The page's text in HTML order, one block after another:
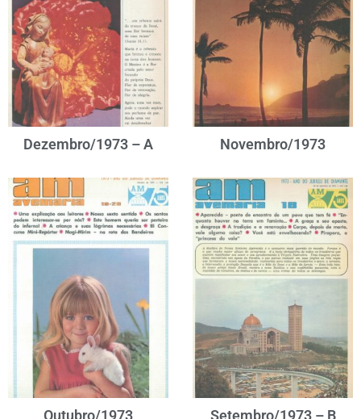
Dezembro/1973 – A Novembro/1973
Outubro/1973 Setembro/1973 – B